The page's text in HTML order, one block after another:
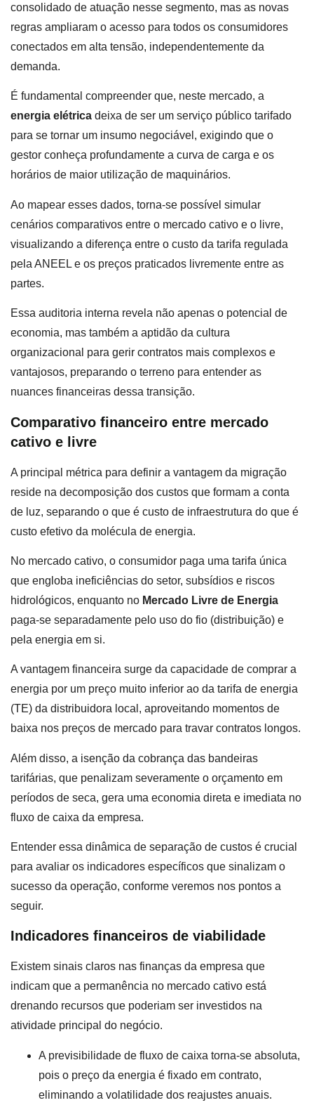
consolidado de atuação nesse segmento, mas as novas
regras ampliaram o acesso para todos os consumidores
conectados em alta tensão, independentemente da
demanda.
É fundamental compreender que, neste mercado, a
energia elétrica deixa de ser um serviço público tarifado
para se tornar um insumo negociável, exigindo que o
gestor conheça profundamente a curva de carga e os
horários de maior utilização de maquinários.
Ao mapear esses dados, torna-se possível simular
cenários comparativos entre o mercado cativo e o livre,
visualizando a diferença entre o custo da tarifa regulada
pela ANEEL e os preços praticados livremente entre as
partes.
Essa auditoria interna revela não apenas o potencial de
economia, mas também a aptidão da cultura
organizacional para gerir contratos mais complexos e
vantajosos, preparando o terreno para entender as
nuances financeiras dessa transição.
Comparativo financeiro entre mercado
cativo e livre
A principal métrica para definir a vantagem da migração
reside na decomposição dos custos que formam a conta
de luz, separando o que é custo de infraestrutura do que é
custo efetivo da molécula de energia.
No mercado cativo, o consumidor paga uma tarifa única
que engloba ineficiências do setor, subsídios e riscos
hidrológicos, enquanto no Mercado Livre de Energia
paga-se separadamente pelo uso do fio (distribuição) e
pela energia em si.
A vantagem financeira surge da capacidade de comprar a
energia por um preço muito inferior ao da tarifa de energia
(TE) da distribuidora local, aproveitando momentos de
baixa nos preços de mercado para travar contratos longos.
Além disso, a isenção da cobrança das bandeiras
tarifárias, que penalizam severamente o orçamento em
períodos de seca, gera uma economia direta e imediata no
fluxo de caixa da empresa.
Entender essa dinâmica de separação de custos é crucial
para avaliar os indicadores específicos que sinalizam o
sucesso da operação, conforme veremos nos pontos a
seguir.
Indicadores financeiros de viabilidade
Existem sinais claros nas finanças da empresa que
indicam que a permanência no mercado cativo está
drenando recursos que poderiam ser investidos na
atividade principal do negócio.
A previsibilidade de fluxo de caixa torna-se absoluta,
pois o preço da energia é fixado em contrato,
eliminando a volatilidade dos reajustes anuais.